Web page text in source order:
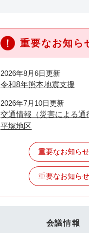
重要なお知ら
2026年8月6日更新
令和8年熊本地震支援
2026年7月10日更新
交通情報（災害による通
平塚地区
重要なお知ら
重要なお知ら
会議情報